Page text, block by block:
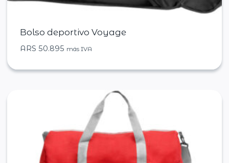
Bolso deportivo Voyage
ARS 50.895 más IVA